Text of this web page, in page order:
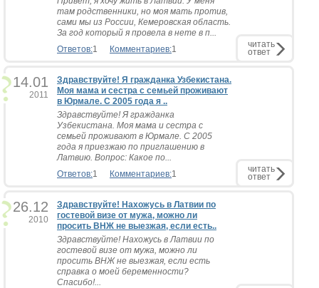
там родственники, но моя мать против,
сами мы из России, Кемеровская область.
За год который я провела в нете в п...
Ответов:1 Комментариев:1 читать
ответ
14.01
2011
Здравствуйте! Я гражданка Узбекистана.
Моя мама и сестра с семьей проживают
в Юрмале. С 2005 года я ..
Здравствуйте! Я гражданка
Узбекистана. Моя мама и сестра с
семьей проживают в Юрмале. С 2005
года я приезжаю по приглашению в
Латвию. Вопрос: Какое по...
Ответов:1 Комментариев:1 читать
ответ
26.12
2010
Здравствуйте! Нахожусь в Латвии по
гостевой визе от мужа, можно ли
просить ВНЖ не выезжая, если есть..
Здравствуйте! Нахожусь в Латвии по
гостевой визе от мужа, можно ли
просить ВНЖ не выезжая, если есть
справка о моей беременности?
Спасибо!...